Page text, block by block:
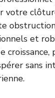
votre
et
sans